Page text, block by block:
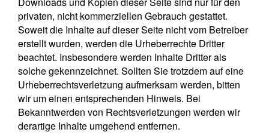
privaten, nicht kommerziellen Gebrauch gestattet.
Soweit die Inhalte auf dieser Seite nicht vom Betreiber
erstellt wurden, werden die Urheberrechte Dritter
beachtet. Insbesondere werden Inhalte Dritter als
solche gekennzeichnet. Sollten Sie trotzdem auf eine
Urheberrechtsverletzung aufmerksam werden, bitten
wir um einen entsprechenden Hinweis. Bei
Bekanntwerden von Rechtsverletzungen werden wir
derartige Inhalte umgehend entfernen.